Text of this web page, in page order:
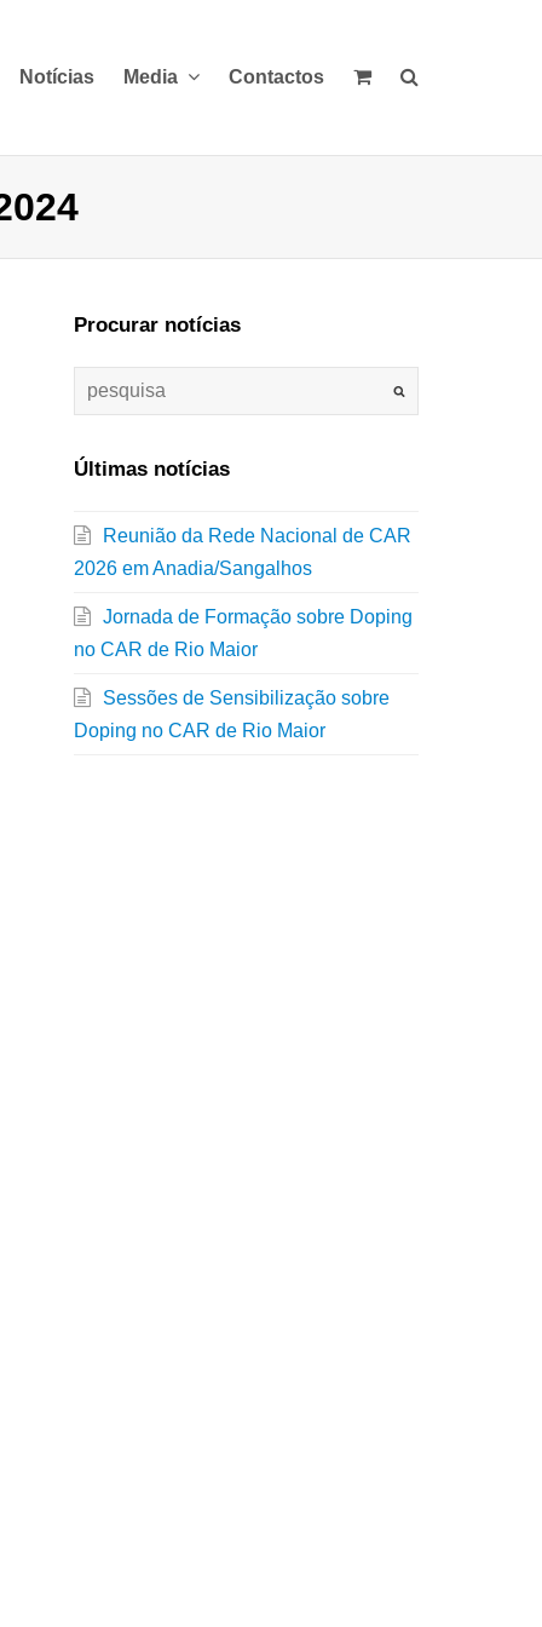
Notícias Media Contactos
Procurar notícias
Últimas notícias
Reunião da Rede Nacional de CAR
2026 em Anadia/Sangalhos
Jornada de Formação sobre Doping
no CAR de Rio Maior
Sessões de Sensibilização sobre
Doping no CAR de Rio Maior